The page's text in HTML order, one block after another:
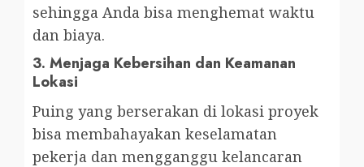
sehingga Anda bisa menghemat waktu
dan biaya.
3. Menjaga Kebersihan dan Keamanan
Lokasi
Puing yang berserakan di lokasi proyek
bisa membahayakan keselamatan
pekerja dan mengganggu kelancaran